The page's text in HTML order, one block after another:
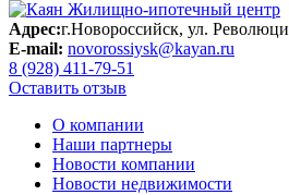
Адрес:г.Новороссийск, ул.
E-mail: novorossiysk@kayan.ru
8 (928) 411-79-51
Оставить отзыв
О компании
Наши партнеры
Новости компании
Новости недвижимости